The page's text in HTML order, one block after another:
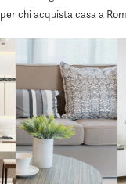
per chi acquista casa a